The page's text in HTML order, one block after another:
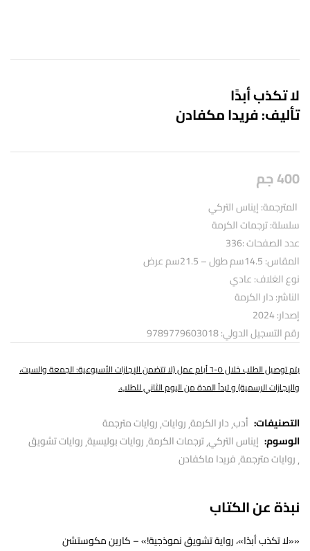
لا تكذب أبدًا
تأليف: فريدا مكفادن
400جم
المترجمة: إيناس التركي
سلسلة: ترجمات الكرمة
عدد الصفحات :336
المقاس: 14.5سم طول – 21.5سم عرض
نوع الغلاف: عادي
الناشر: دار الكرمة
إصدار: 2024
رقم التسجيل الدولي: 9789779603018
يتم توصيل الطلب خلال ٥-٦ أيام عمل (لا تتضمن الإجازات الأسبوعية: الجمعة والسبت،
والإجازات الرسمية) و تبدأ المدة من اليوم الثاني للطلب.
التصنيفات: أدب دار الكرمة روايات روايات مترجمة
الوسوم: إيناس التركي ترجمات الكرمة روايات بوليسية روايات تشويق
روايات مترجمة فريدا ماكفادن
نبذة عن الكتاب
««لا تكذب أبدًا»، رواية تشويق نموذجية!» – كارين مكوستشن